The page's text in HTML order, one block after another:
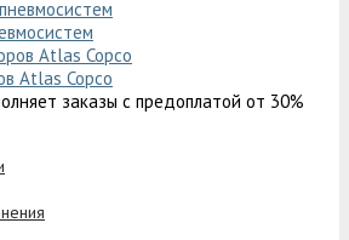
Atlas Copco
заказы с предоплатой от 30%